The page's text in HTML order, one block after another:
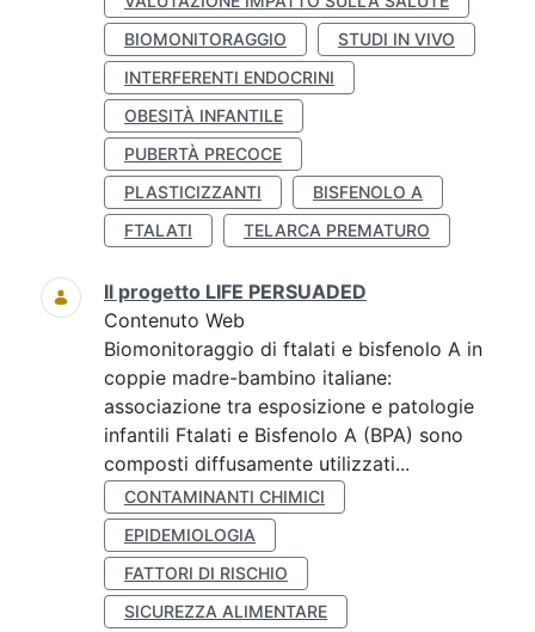
BIOMONITORAGGIO
STUDI IN VIVO
INTERFERENTI ENDOCRINI
OBESITÀ INFANTILE
PUBERTÀ PRECOCE
PLASTICIZZANTI
BISFENOLO A
FTALATI
TELARCA PREMATURO
Il progetto LIFE PERSUADED
Contenuto Web
Biomonitoraggio di ftalati e bisfenolo A in
coppie madre-bambino italiane:
associazione tra esposizione e patologie
infantili Ftalati e Bisfenolo A (BPA) sono
composti diffusamente utilizzati...
CONTAMINANTI CHIMICI
EPIDEMIOLOGIA
FATTORI DI RISCHIO
SICUREZZA ALIMENTARE